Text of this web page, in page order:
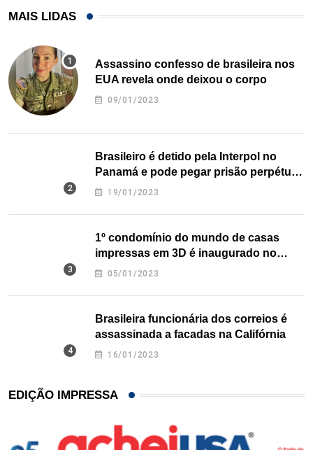
MAIS LIDAS
Assassino confesso de brasileira nos
EUA revela onde deixou o corpo
09/01/2023
Brasileiro é detido pela Interpol no
Panamá e pode pegar prisão perpétua
nos EUA
19/01/2023
1º condomínio do mundo de casas
impressas em 3D é inaugurado no
Texas
05/01/2023
Brasileira funcionária dos correios é
assassinada a facadas na Califórnia
16/01/2023
EDIÇÃO IMPRESSA